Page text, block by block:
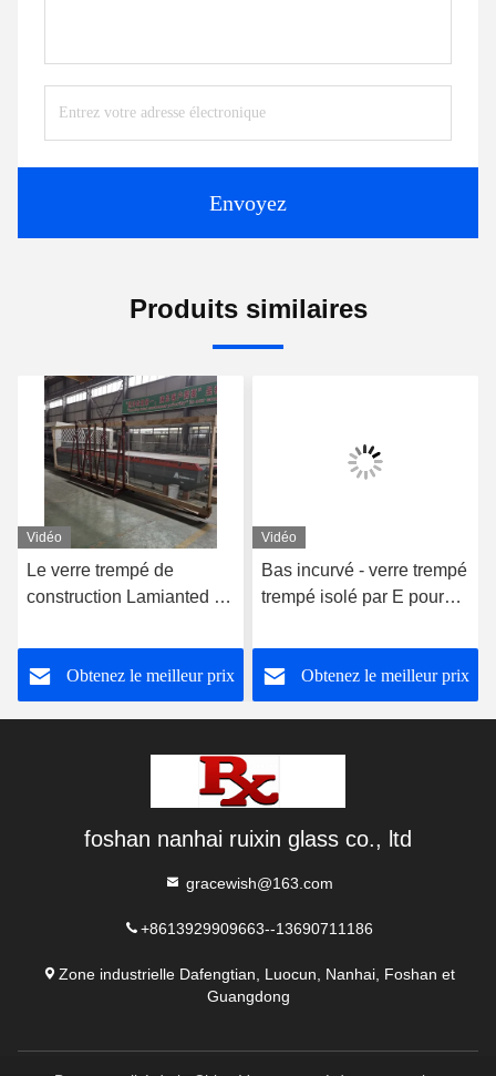
Envoyez
Produits similaires
Vidéo
Le verre trempé de
construction Lamianted de
supplémentaire mure
l'épaisseur de 8mm
Obtenez le meilleur prix
Vidéo
Bas incurvé - verre trempé
trempé isolé par E pour
Obtenez le meilleur prix
foshan nanhai ruixin glass co., ltd
gracewish@163.com
+8613929909663--13690711186
Zone industrielle Dafengtian, Luocun, Nanhai, Foshan et
Guangdong